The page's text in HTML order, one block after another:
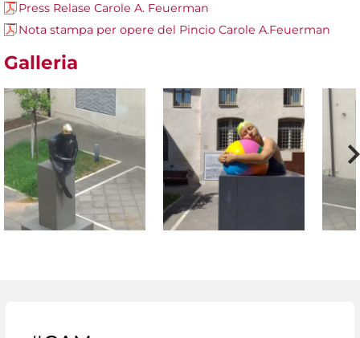
Press Relase Carole A. Feuerman
Nota stampa per opere del Pincio Carole A.Feuerman
Galleria